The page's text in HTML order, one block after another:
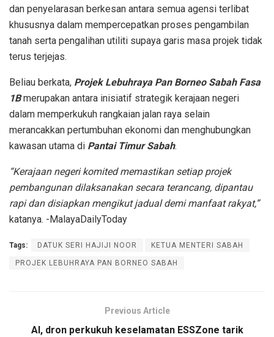
dan penyelarasan berkesan antara semua agensi terlibat
khususnya dalam mempercepatkan proses pengambilan
tanah serta pengalihan utiliti supaya garis masa projek tidak
terus terjejas.
Beliau berkata, Projek Lebuhraya Pan Borneo Sabah Fasa
1Bmerupakan antara inisiatif strategik kerajaan negeri
dalam memperkukuh rangkaian jalan raya selain
merancakkan pertumbuhan ekonomi dan menghubungkan
kawasan utama di Pantai Timur Sabah.
“Kerajaan negeri komited memastikan setiap projek
pembangunan dilaksanakan secara terancang, dipantau
rapi dan disiapkan mengikut jadual demi manfaat rakyat,”
katanya. -MalayaDailyToday
Tags: DATUK SERI HAJIJI NOOR KETUA MENTERI SABAH
PROJEK LEBUHRAYA PAN BORNEO SABAH
Previous Article
AI, dron perkukuh keselamatan ESSZone tarik